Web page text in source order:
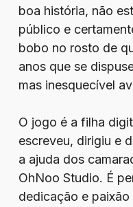
boa história, não
público e
bobo no rosto de
anos que se
mas inesquecível
O jogo é a filha
escreveu, dirigiu e
a ajuda dos
OhNoo Studio. É
dedicação e